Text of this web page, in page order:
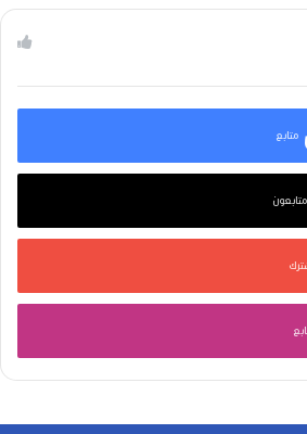
متابع
متابعون